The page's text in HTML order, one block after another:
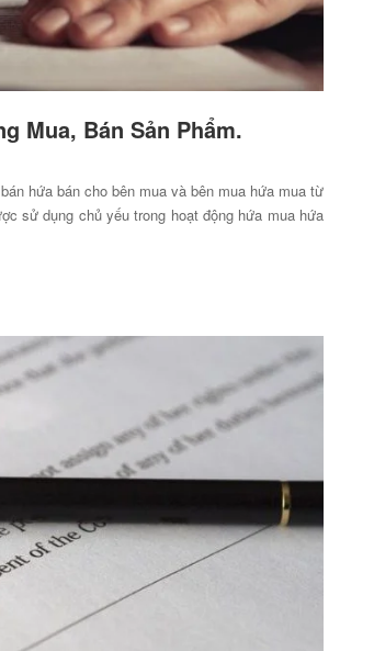
Mua, Bán Sản Phẩm.
hứa bán cho bên mua và bên mua hứa mua từ
sử dụng chủ yếu trong hoạt động hứa mua hứa